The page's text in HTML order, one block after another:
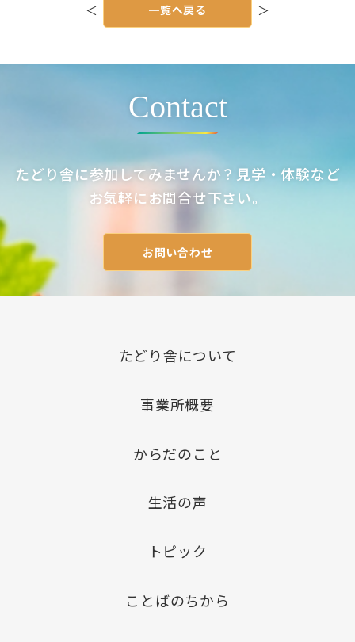
シ
＜ ＞
一覧へ戻る
Contact
たどり舎に参加してみませんか？見学・体験など
お気軽にお問合せ下さい。
お問い合わせ
たどり舎について
事業所概要
からだのこと
生活の声
トピック
ことばのちから